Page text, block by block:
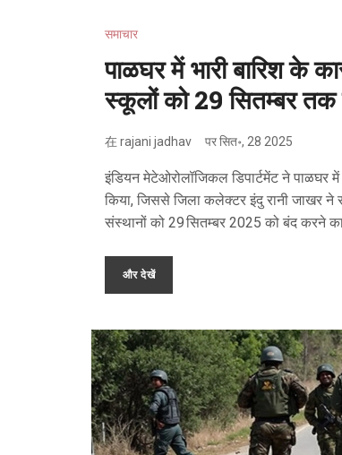
समाचार
पाळघर में भारी बारिश के
स्कूलों को 29 सितम्बर
इम्ड ने जारी किया ऑरेंज
在rajani jadhav परसित॰, 28 2025
इंडियन मेटेओरोलॉजिकल डिपार्टमेंट ने पाळघर
किया, जिससे जिला कलेक्टर इंदु रानी जाखर ने
संस्थानों को 29 सितम्बर 2025 को बंद करने
सहयोग के लिए उपस्थित रहने की सूचना दी गई।
और देखें